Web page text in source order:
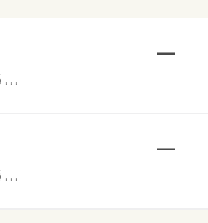
с 24.04.2026 до 27.09.2026
—
с 24.04.2026 до 27.09.2026
—